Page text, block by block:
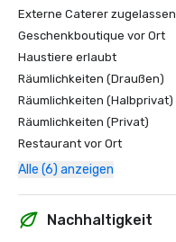
Externe Caterer zugelassen
Geschenkboutique vor Ort
Haustiere erlaubt
Räumlichkeiten (Draußen)
Räumlichkeiten (Halbprivat)
Räumlichkeiten (Privat)
Restaurant vor Ort
Alle (6) anzeigen
Nachhaltigkeit